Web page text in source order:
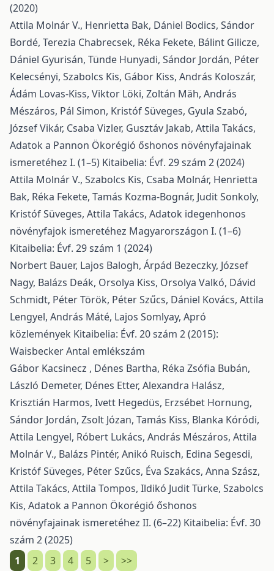
(2020)
Attila Molnár V., Henrietta Bak, Dániel Bodics, Sándor
Bordé, Terezia Chabrecsek, Réka Fekete, Bálint Gilicze,
Dániel Gyurisán, Tünde Hunyadi, Sándor Jordán, Péter
Kelecsényi, Szabolcs Kis, Gábor Kiss, András Koloszár,
Ádám Lovas-Kiss, Viktor Löki, Zoltán Mäh, András
Mészáros, Pál Simon, Kristóf Süveges, Gyula Szabó,
József Vikár, Csaba Vizler, Gusztáv Jakab, Attila Takács,
Adatok a Pannon Ökorégió őshonos növényfajainak
ismeretéhez I. (1–5) Kitaibelia: Évf. 29 szám 2 (2024)
Attila Molnár V., Szabolcs Kis, Csaba Molnár, Henrietta
Bak, Réka Fekete, Tamás Kozma-Bognár, Judit Sonkoly,
Kristóf Süveges, Attila Takács, Adatok idegenhonos
növényfajok ismeretéhez Magyarországon I. (1–6)
Kitaibelia: Évf. 29 szám 1 (2024)
Norbert Bauer, Lajos Balogh, Árpád Bezeczky, József
Nagy, Balázs Deák, Orsolya Kiss, Orsolya Valkó, Dávid
Schmidt, Péter Török, Péter Szűcs, Dániel Kovács, Attila
Lengyel, András Máté, Lajos Somlyay, Apró
közlemények Kitaibelia: Évf. 20 szám 2 (2015):
Waisbecker Antal emlékszám
Gábor Kacsinecz , Dénes Bartha, Réka Zsófia Bubán,
László Demeter, Dénes Etter, Alexandra Halász,
Krisztián Harmos, Ivett Hegedüs, Erzsébet Hornung,
Sándor Jordán, Zsolt Józan, Tamás Kiss, Blanka Kóródi,
Attila Lengyel, Róbert Lukács, András Mészáros, Attila
Molnár V., Balázs Pintér, Anikó Ruisch, Edina Segesdi,
Kristóf Süveges, Péter Szűcs, Éva Szakács, Anna Szász,
Attila Takács, Attila Tompos, Ildikó Judit Türke, Szabolcs
Kis, Adatok a Pannon Ökorégió őshonos
növényfajainak ismeretéhez II. (6–22) Kitaibelia: Évf. 30
szám 2 (2025)
1
2 3 4 5 > >>